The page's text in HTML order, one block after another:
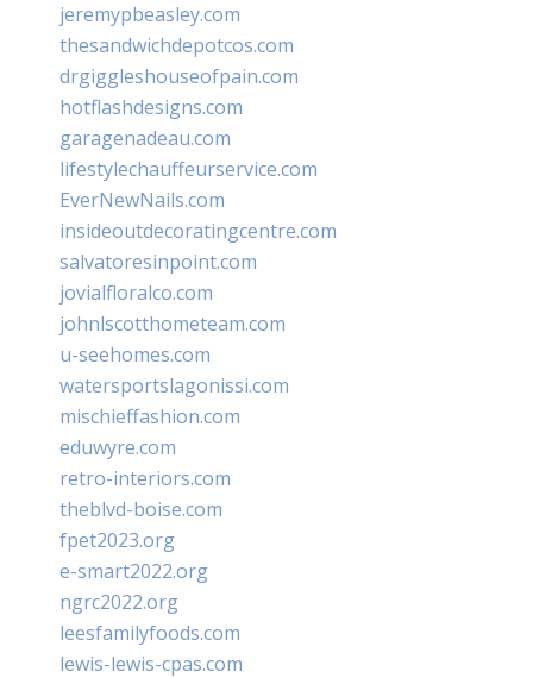
jeremypbeasley.com
thesandwichdepotcos.com
drgiggleshouseofpain.com
hotflashdesigns.com
garagenadeau.com
lifestylechauffeurservice.com
EverNewNails.com
insideoutdecoratingcentre.com
salvatoresinpoint.com
jovialfloralco.com
johnlscotthometeam.com
u-seehomes.com
watersportslagonissi.com
mischieffashion.com
eduwyre.com
retro-interiors.com
theblvd-boise.com
fpet2023.org
e-smart2022.org
ngrc2022.org
leesfamilyfoods.com
lewis-lewis-cpas.com